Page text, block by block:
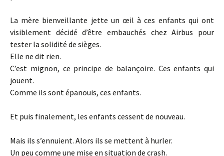
La mère bienveillante jette un œil à ces enfants qui ont
visiblement décidé d’être embauchés chez Airbus pour
tester la solidité de sièges.
Elle ne dit rien.
C’est mignon, ce principe de balançoire. Ces enfants qui
jouent.
Comme ils sont épanouis, ces enfants.
Et puis finalement, les enfants cessent de nouveau.
Mais ils s’ennuient. Alors ils se mettent à hurler.
Un peu comme une mise en situation de crash.